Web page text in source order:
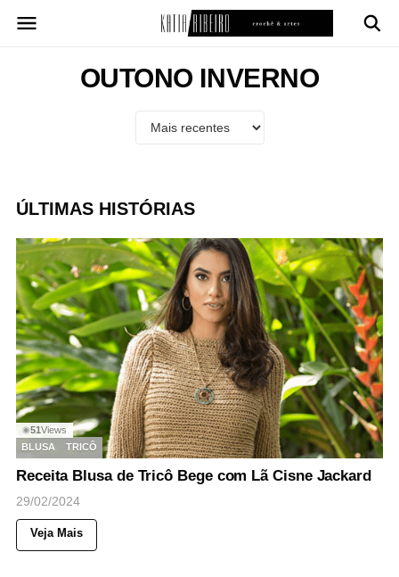
para
OUTONO INVERNO
ÚLTIMAS HISTÓRIAS
◉51Views
BLUSA
TRICÔ
Receita Blusa de Tricô Bege com Lã Cisne Jackard
29/02/2024
Veja Mais